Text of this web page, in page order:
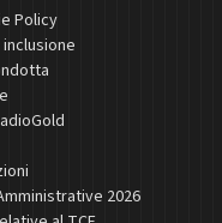
Policy
2026